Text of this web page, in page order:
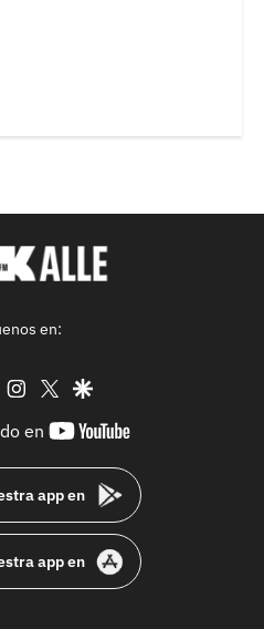
en:
tiktok instagram
twittergoogle
en
youtube-
app en
app en